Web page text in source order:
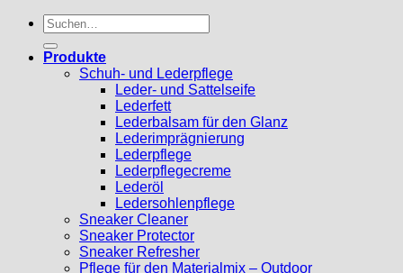
Suchen
nach:
Produkte
Schuh- und Lederpflege
Leder- und Sattelseife
Lederfett
Lederbalsam für den Glanz
Lederimprägnierung
Lederpflege
Lederpflegecreme
Lederöl
Ledersohlenpflege
Sneaker Cleaner
Sneaker Protector
Sneaker Refresher
Pflege für den Materialmix – Outdoor